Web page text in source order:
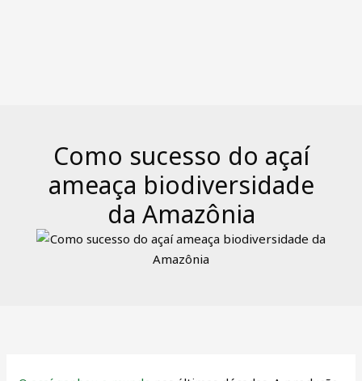
Como sucesso do açaí
ameaça biodiversidade
da Amazônia